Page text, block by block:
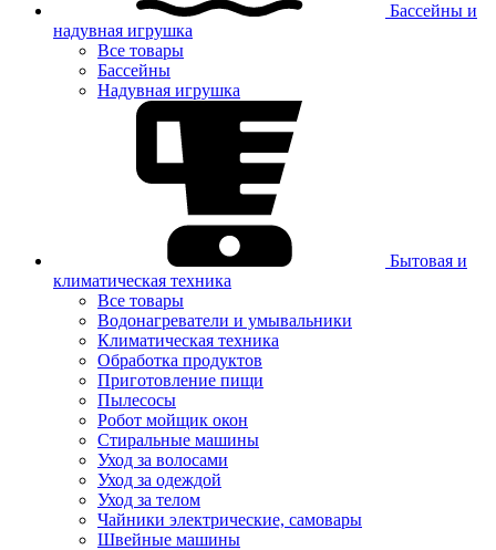
Бассейны и
надувная игрушка
Все товары
Бассейны
Надувная игрушка
Бытовая и
климатическая техника
Все товары
Водонагреватели и умывальники
Климатическая техника
Обработка продуктов
Приготовление пищи
Пылесосы
Робот мойщик окон
Стиральные машины
Уход за волосами
Уход за одеждой
Уход за телом
Чайники электрические, самовары
Швейные машины